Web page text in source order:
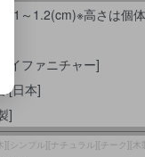
～1.2(cm)※高さは個体
イファニチャー]
:[日本]
]
][シンプル][ナチュラル][チーク][